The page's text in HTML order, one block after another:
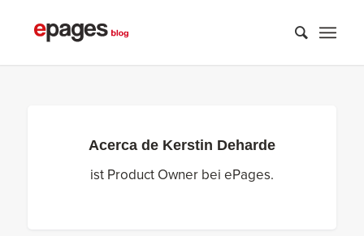
Acerca de Kerstin Deharde
ist Product Owner bei ePages.